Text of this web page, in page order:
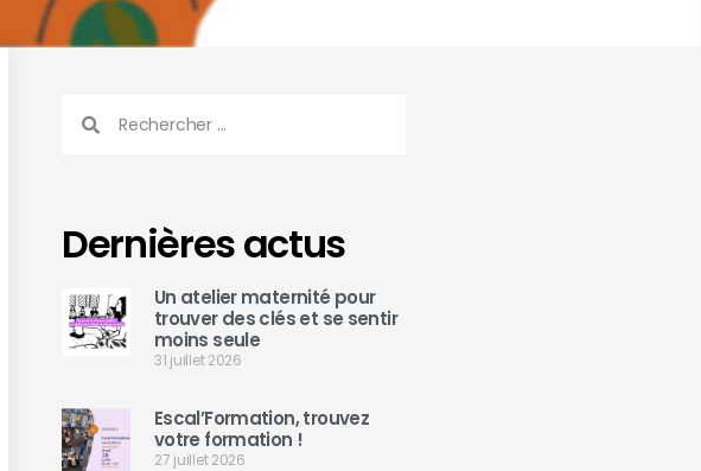
Dernières actus
Un atelier maternité pour
trouver des clés et se sentir
moins seule
31 juillet 2026
Escal’Formation, trouvez
votre formation !
27 juillet 2026